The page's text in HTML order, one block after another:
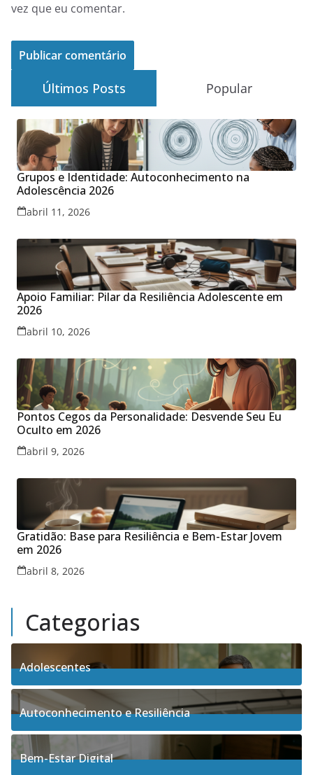
vez que eu comentar.
Últimos Posts Popular
Grupos e Identidade: Autoconhecimento na
Adolescência 2026
abril 11, 2026
Apoio Familiar: Pilar da Resiliência Adolescente em
2026
abril 10, 2026
Pontos Cegos da Personalidade: Desvende Seu Eu
Oculto em 2026
abril 9, 2026
Gratidão: Base para Resiliência e Bem-Estar Jovem
em 2026
abril 8, 2026
Categorias
Adolescentes
4Posts
Autoconhecimento e Resiliência
91Posts
Bem-Estar Digital